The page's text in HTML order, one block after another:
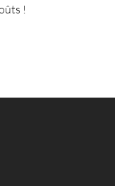
!